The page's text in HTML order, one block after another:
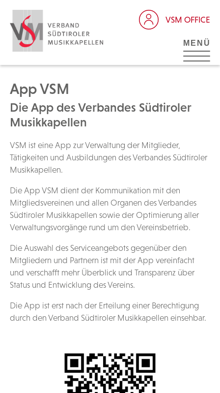
VSM OFFICE
MENÜ
App VSM
Die App des Verbandes Südtiroler
Musikkapellen
VSM ist eine App zur Verwaltung der Mitglieder,
Tätigkeiten und Ausbildungen des Verbandes Südtiroler
Musikkapellen.
Die App VSM dient der Kommunikation mit den
Mitgliedsvereinen und allen Organen des Verbandes
Südtiroler Musikkapellen sowie der Optimierung aller
Verwaltungsvorgänge rund um den Vereinsbetrieb.
Die Auswahl des Serviceangebots gegenüber den
Mitgliedern und Partnern ist mit der App vereinfacht
und verschafft mehr Überblick und Transparenz über
Status und Entwicklung des Vereins.
Die App ist erst nach der Erteilung einer Berechtigung
durch den Verband Südtiroler Musikkapellen einsehbar.